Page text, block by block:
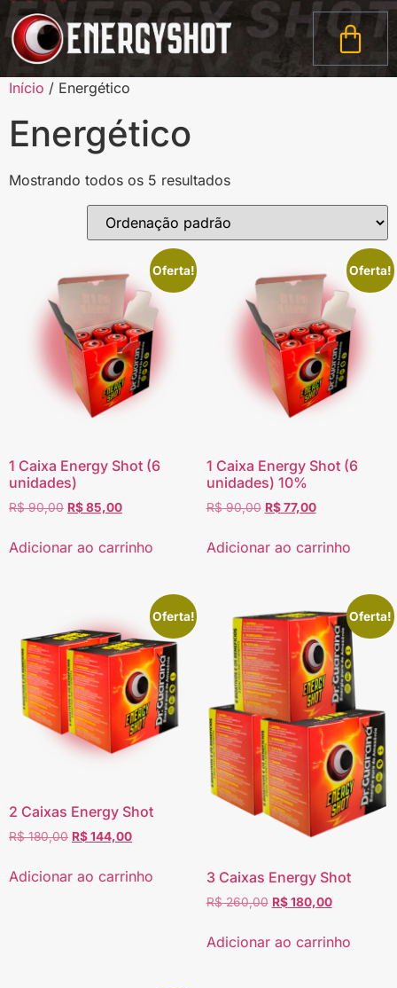
Início / Energético
Energético
Mostrando todos os 5 resultados
Oferta!
1 Caixa Energy Shot (6
unidades)
R$90,00 R$85,00
Adicionar ao carrinho
Oferta!
1 Caixa Energy Shot (6
unidades) 10%
R$90,00 R$77,00
Adicionar ao carrinho
Oferta!
2 Caixas Energy Shot
R$180,00 R$144,00
Adicionar ao carrinho
Oferta!
3 Caixas Energy Shot
R$260,00 R$180,00
Adicionar ao carrinho